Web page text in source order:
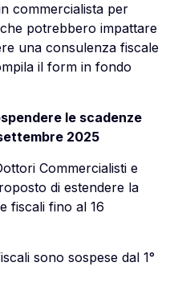
commercialista per
potrebbero impattare
una consulenza fiscale
il form in fondo
le scadenze
2025
Commercialisti e
di estendere la
fiscali fino al 16
sono sospese dal 1°